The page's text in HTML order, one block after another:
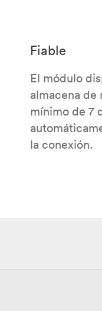
Fiable
El módulo
almacena de
mínimo de 7
la conexión.